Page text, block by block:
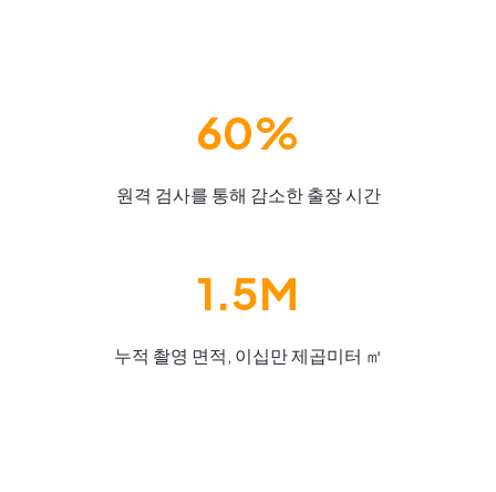
60%
원격 검사를 통해 감소한 출장 시간
1.5M
누적 촬영 면적, 이십만 제곱미터 ㎡